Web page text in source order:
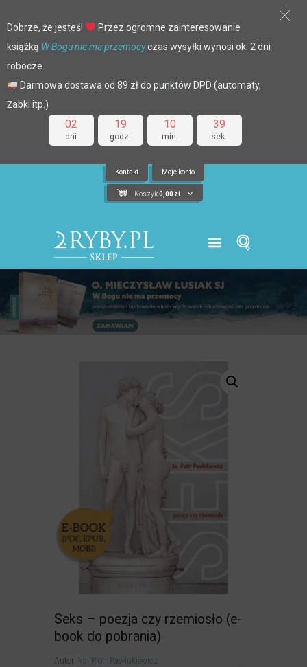
02
dni
19
godz.
10
min.
39
sek.
Dobrze, że jesteś!
Przez ogromne zainteresowanie
książką W Bogu nie ma przemocyczas wysyłki wynosi ok. 2 dni
robocze.
Darmowa dostawa od 89 zł do punktów DPD (automaty,
Żabki itp.)
Kontakt Moje konto
Koszyk 0,00 zł
Seks – poezja czy rzemiosło (e-
book do pobrania)
Autor: ks. Piotr Pawlukiewicz